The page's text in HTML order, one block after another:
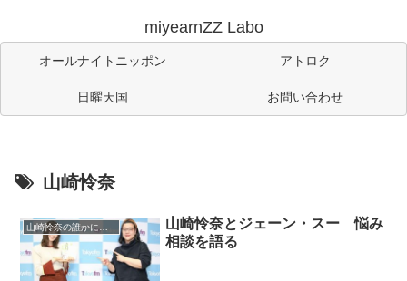
miyearnZZ Labo
オールナイトニッポン アトロク
日曜天国 お問い合わせ
山崎怜奈
山崎怜奈とジェーン・スー 悩み
相談を語る